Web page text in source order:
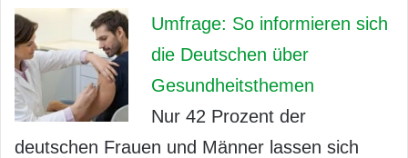
Umfrage: So informieren sich
die Deutschen über
Gesundheitsthemen
Nur 42 Prozent der
deutschen Frauen und Männer lassen sich